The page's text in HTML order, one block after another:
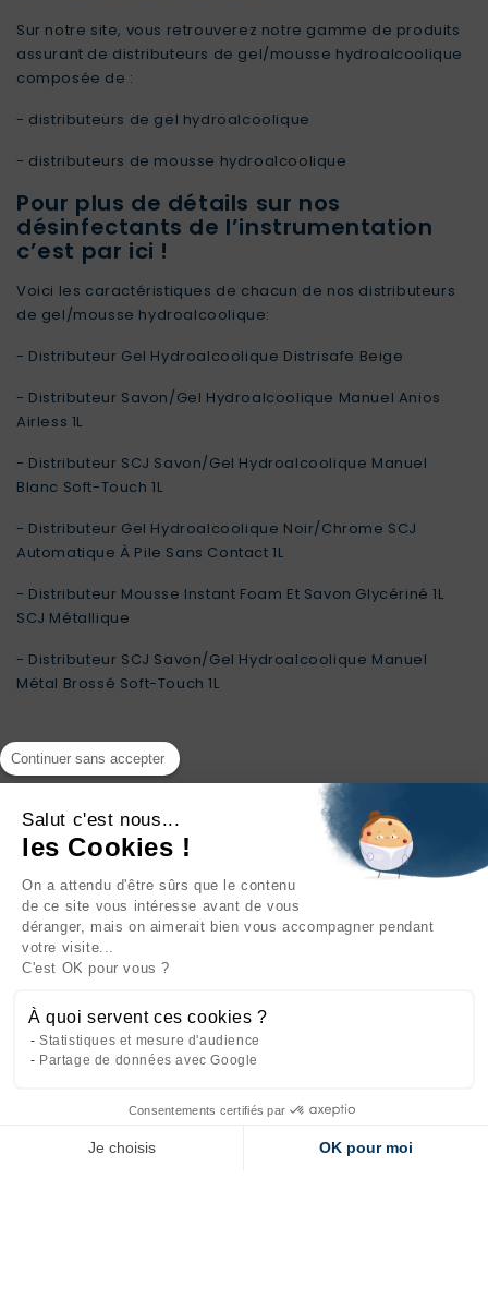
Sur notre site, vous retrouverez notre gamme de produits
assurant de distributeurs de gel/mousse hydroalcoolique
composée de :
- distributeurs de gel hydroalcoolique
- distributeurs de mousse hydroalcoolique
Pour plus de détails sur nos
désinfectants de l’instrumentation
c’est par ici !
Voici les caractéristiques de chacun de nos distributeurs
de gel/mousse hydroalcoolique:
- Distributeur Gel Hydroalcoolique Distrisafe Beige
- Distributeur Savon/Gel Hydroalcoolique Manuel Anios
Airless 1L
- Distributeur SCJ Savon/Gel Hydroalcoolique Manuel
Blanc Soft-Touch 1L
- Distributeur Gel Hydroalcoolique Noir/Chrome SCJ
Automatique À Pile Sans Contact 1L
- Distributeur Mousse Instant Foam Et Savon Glycériné 1L
SCJ Métallique
- Distributeur SCJ Savon/Gel Hydroalcoolique Manuel
Métal Brossé Soft-Touch 1L
INFORMATIONS
NOTRE SOCIÉTÉ
NOS PRODUITS
CATÉGORIES
Site réalisé par l'agence web Makeo
Continuer sans accepter
Salut c'est nous...
les Cookies !
On a attendu d'être sûrs que le contenu
de ce site vous intéresse avant de vous
déranger, mais on aimerait bien vous accompagner pendant
votre visite...
C'est OK pour vous ?
À quoi servent ces cookies ?
Statistiques et mesure d'audience
Partage de données avec Google
Consentements certifiés par
Je choisis
OK pour moi